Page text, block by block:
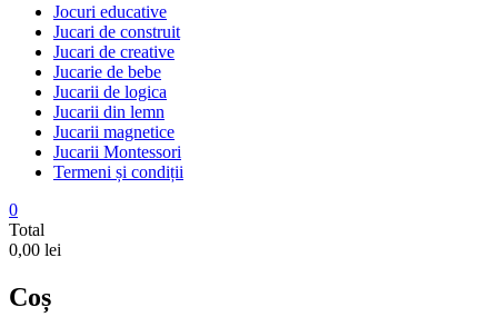
Jocuri educative
Jucari de construit
Jucari de creative
Jucarie de bebe
Jucarii de logica
Jucarii din lemn
Jucarii magnetice
Jucarii Montessori
Termeni și condiții
0
Total
0,00 lei
Coș